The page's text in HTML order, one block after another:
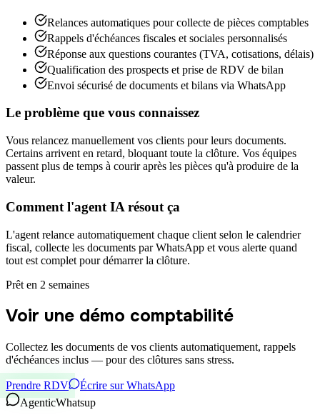
Relances automatiques pour collecte de pièces comptables
Rappels d'échéances fiscales et sociales personnalisés
Réponse aux questions courantes (TVA, cotisations, délais)
Qualification des prospects et prise de RDV de bilan
Envoi sécurisé de documents et bilans via WhatsApp
Le problème que vous connaissez
Vous relancez manuellement vos clients pour leurs documents.
Certains arrivent en retard, bloquant toute la clôture. Vos équipes
passent plus de temps à courir après les pièces qu'à produire de la
valeur.
Comment l'agent IA résout ça
L'agent relance automatiquement chaque client selon le calendrier
fiscal, collecte les documents par WhatsApp et vous alerte quand
tout est complet pour démarrer la clôture.
Prêt en 2 semaines
Voir une démo comptabilité
Collectez les documents de vos clients automatiquement, rappels
d'échéances inclus — pour des clôtures sans stress.
Prendre RDV
Écrire sur WhatsApp
AgenticWhatsup